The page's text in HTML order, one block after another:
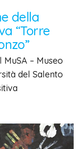
della
“Torre
– Museo
del Salento